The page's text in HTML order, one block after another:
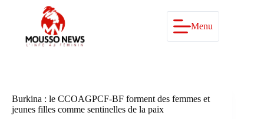
Menu
Burkina : le CCOAGPCF-BF forment des femmes et
jeunes filles comme sentinelles de la paix